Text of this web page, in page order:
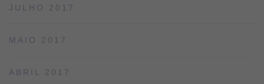
JULHO 2017
MAIO 2017
ABRIL 2017